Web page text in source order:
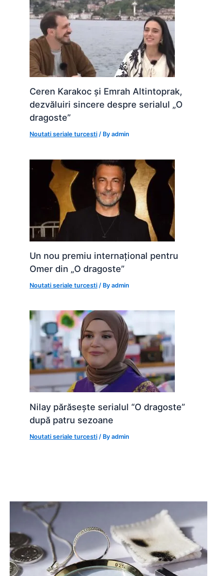
Ceren Karakoc și Emrah Altintoprak,
dezvăluiri sincere despre serialul „O
dragoste”
Noutati seriale turcesti / Byadmin
Un nou premiu internațional pentru
Omer din „O dragoste”
Noutati seriale turcesti / Byadmin
Nilay părăsește serialul “O dragoste”
după patru sezoane
Noutati seriale turcesti / Byadmin